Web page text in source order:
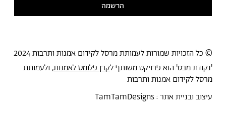
הרשמה
© כל הזכויות שמורות לעמותת מרסל לקידום אמנות ותרבות 2024
'נקודת מבט' הוא פרויקט משותף לקרן פלומס לאמנות, ולעמותת
מרסל לקידום אמנות ותרבות
עיצוב ובניית אתר :TamTamDesigns